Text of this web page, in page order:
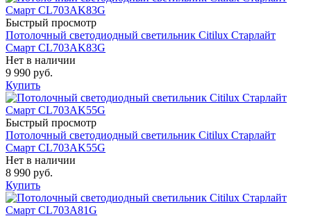
Быстрый просмотр
Потолочный светодиодный светильник Citilux Старлайт
Смарт CL703AK83G
Нет в наличии
9 990 руб.
Купить
Быстрый просмотр
Потолочный светодиодный светильник Citilux Старлайт
Смарт CL703AK55G
Нет в наличии
8 990 руб.
Купить